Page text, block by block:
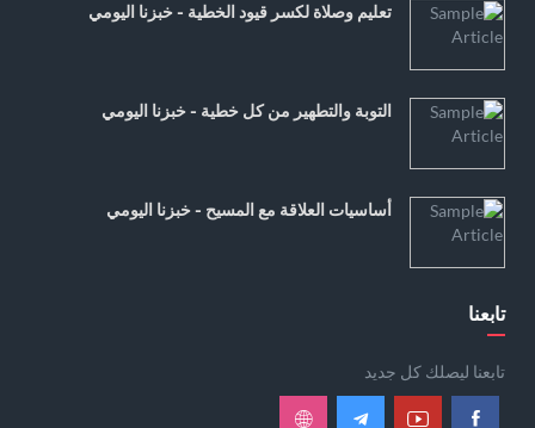
تعليم وصلاة لكسر قيود الخطية - خبزنا اليومي
التوبة والتطهير من كل خطية - خبزنا اليومي
أساسيات العلاقة مع المسيح - خبزنا اليومي
تابعنا
تابعنا ليصلك كل جديد